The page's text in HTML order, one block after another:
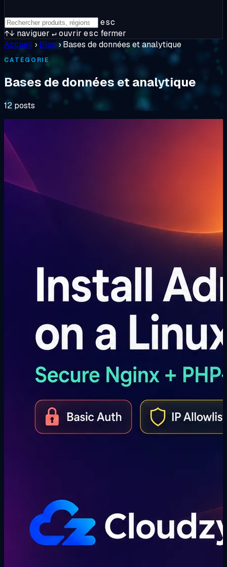
esc
↑↓ naviguer ↵ouvrir esc fermer
Accueil › Blog › Bases de données et analytique
CATÉGORIE
Bases de données et analytique
12 posts